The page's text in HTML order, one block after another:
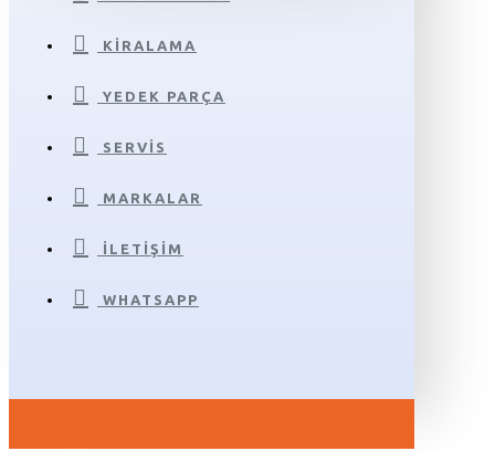
KIRALAMA
YEDEK PARÇA
SERVIS
MARKALAR
İLETIŞIM
WHATSAPP